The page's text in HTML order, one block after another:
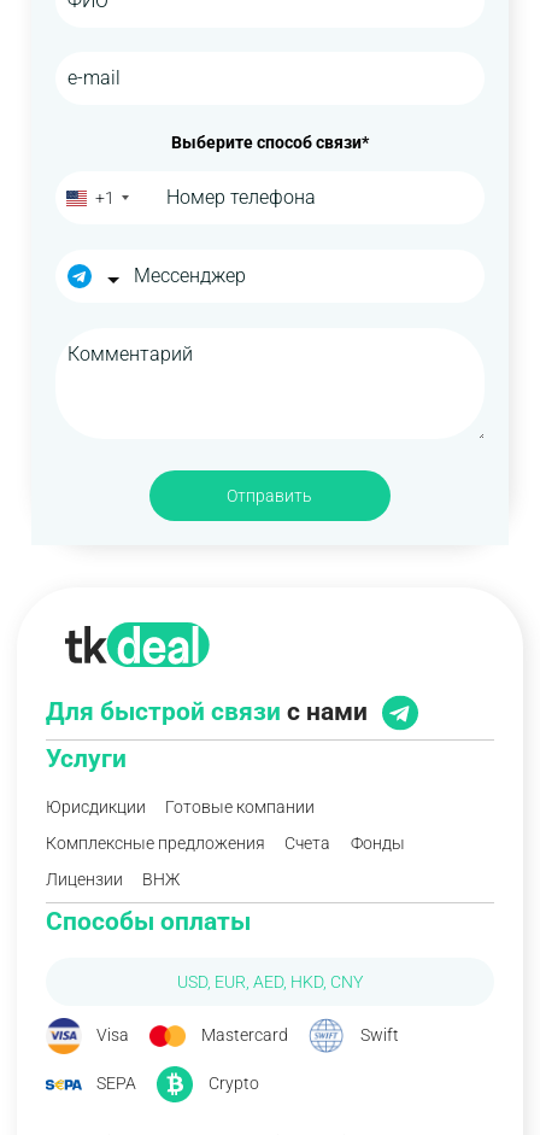
Выберите способ связи*
+1
Отправить
Услуги
Юрисдикции
Готовые компании
Комплексные предложения
Счета
Фонды
Лицензии
ВНЖ
Способы оплаты
USD, EUR, AED, HKD, CNY
Visa Mastercard Swift
SEPA Crypto
Для быстрой связи с нами